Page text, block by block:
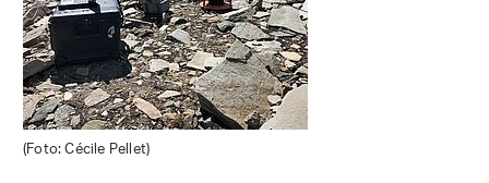
(Foto: Cécile Pellet)